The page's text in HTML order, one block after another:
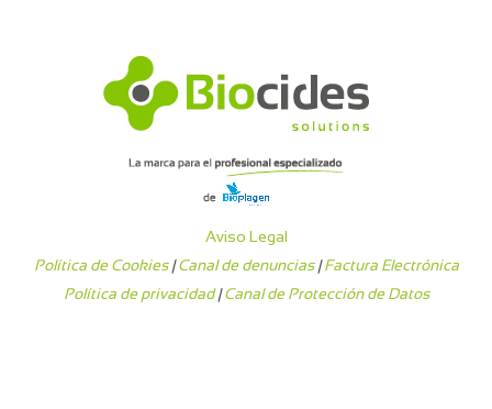
Aviso Legal
Política de Cookies|Canal de denuncias|Factura Electrónica
Política de privacidad|Canal de Protección de Datos